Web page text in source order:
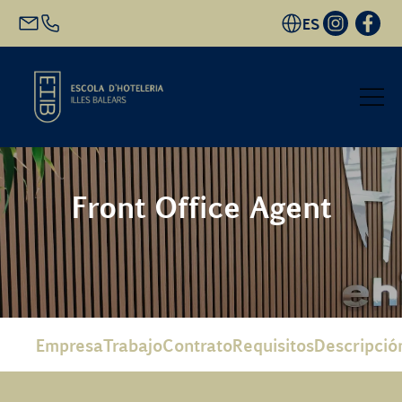
ES
Inicio
Oferta académica
Futuro alumnado
Front Office Agent
EmpresaTrabajoContratoRequisitos